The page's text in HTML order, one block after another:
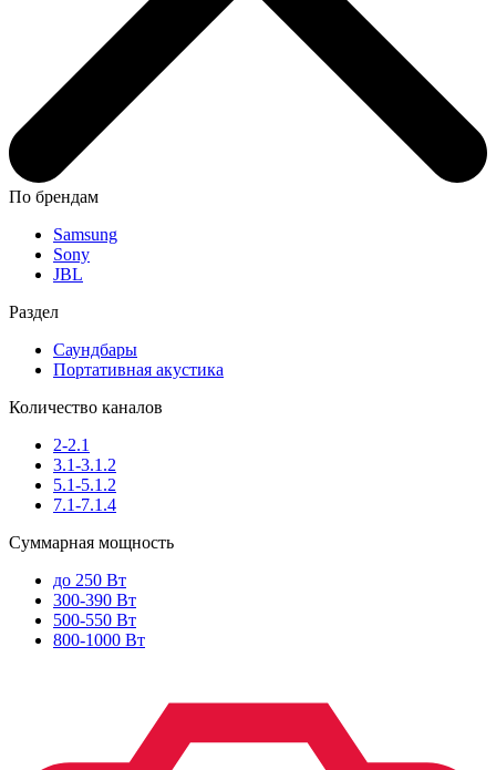
По брендам
Samsung
Sony
JBL
Раздел
Саундбары
Портативная акустика
Количество каналов
2-2.1
3.1-3.1.2
5.1-5.1.2
7.1-7.1.4
Суммарная мощность
до 250 Вт
300-390 Вт
500-550 Вт
800-1000 Вт